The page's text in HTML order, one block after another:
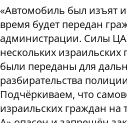
«Автомобиль был изъят
время будет передан
администрации. Силы
нескольких израильских
были переданы для
разбирательства
Подчёркиваем, что
израильских граждан